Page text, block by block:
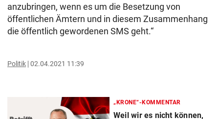
anzubringen, wenn es um die Besetzung von
öffentlichen Ämtern und in diesem Zusammenhang
die öffentlich gewordenen SMS geht.“
Politik 02.04.2021 11:39
„KRONE“-KOMMENTAR
Weil wir es nicht können,